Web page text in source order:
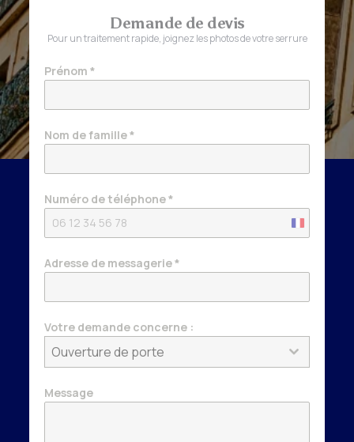
Demande de devis
Pour un traitement rapide, joignez les photos de votre serrure
Prénom*
Nom de famille*
Numéro de téléphone*
France
Adresse de messagerie*
Votre demande concerne :
Ouverture de porte
Message